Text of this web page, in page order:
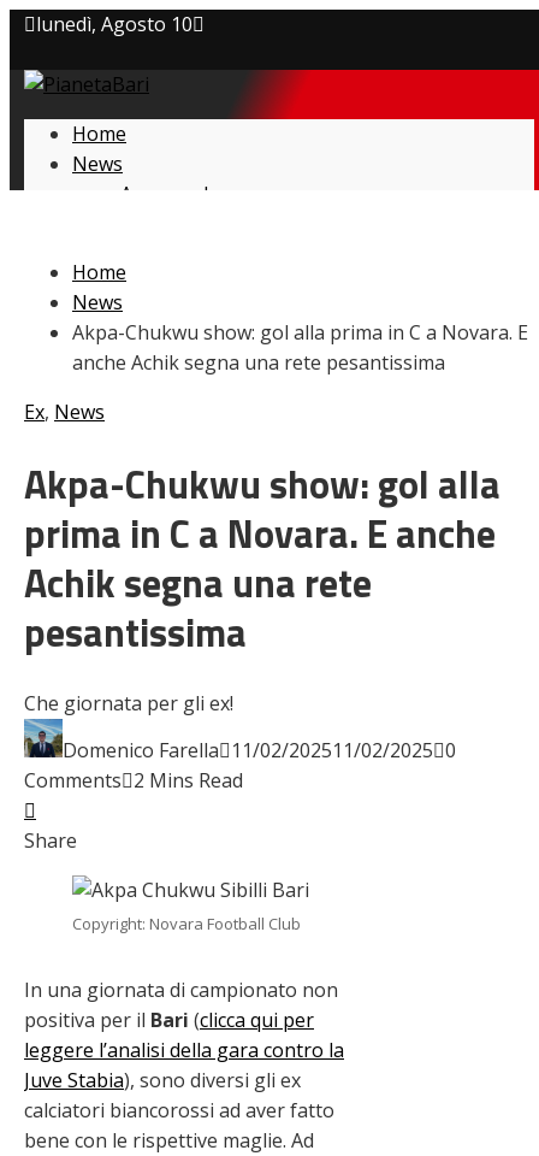
lunedì, Agosto 10
Privacy policy
Cookie Policy
Home
News
Amarcord
Giovanili
Le pagelle
Interviste
Focus
Calciomercato
Home
News
Akpa-Chukwu show: gol alla prima in C a Novara. E
anche Achik segna una rete pesantissima
Ex, News
Akpa-Chukwu show: gol alla
prima in C a Novara. E anche
Achik segna una rete
pesantissima
Che giornata per gli ex!
Domenico Farella 11/02/202511/02/2025 0
Comments 2 Mins Read
Facebook
Twitter
LinkedIn
Pinterest
Share
Copyright: Novara Football Club
In una giornata di campionato non
positiva per il Bari (clicca qui per
leggere l’analisi della gara contro la
Juve Stabia), sono diversi gli ex
calciatori biancorossi ad aver fatto
bene con le rispettive maglie. Ad